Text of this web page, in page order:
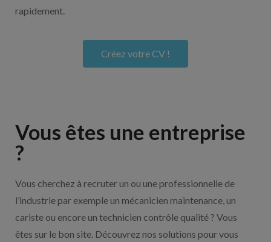
rapidement.
Créez votre CV !
Vous êtes une entreprise
?
Vous cherchez à recruter un ou une professionnelle de
l’industrie par exemple un mécanicien maintenance, un
cariste ou encore un technicien contrôle qualité ? Vous
êtes sur le bon site. Découvrez nos solutions pour vous